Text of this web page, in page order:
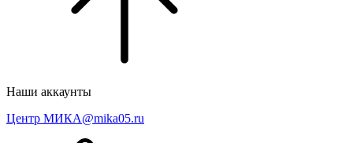
Наши аккаунты
Центр МИКА@mika05.ru